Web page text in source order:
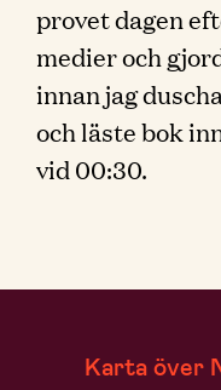
provet dagen
medier och
innan jag
och läste bok
vid 00:30.
Karta över